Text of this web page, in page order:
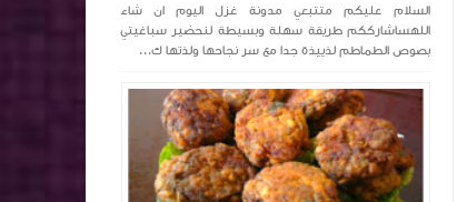
السلام عليكم متتبعي مدونة غزل اليوم ان شاء
اللهساشارككم طريقة سهلة وبسيطة لنحضير سباغيتي
بصوص الطماطم لذييذة جدا مع سر نجاحها ولذتها ك...